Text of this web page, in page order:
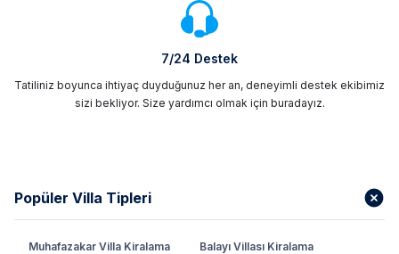
7/24 Destek
Tatiliniz boyunca ihtiyaç duyduğunuz her an, deneyimli destek ekibimiz
sizi bekliyor. Size yardımcı olmak için buradayız.
Popüler Villa Tipleri
Muhafazakar Villa Kiralama Balayı Villası Kiralama